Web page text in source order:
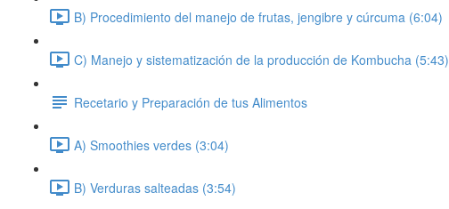
B) Procedimiento del manejo de frutas, jengibre y cúrcuma (6:04)
C) Manejo y sistematización de la producción de Kombucha (5:43)
Recetario y Preparación de tus Alimentos
A) Smoothies verdes (3:04)
B) Verduras salteadas (3:54)